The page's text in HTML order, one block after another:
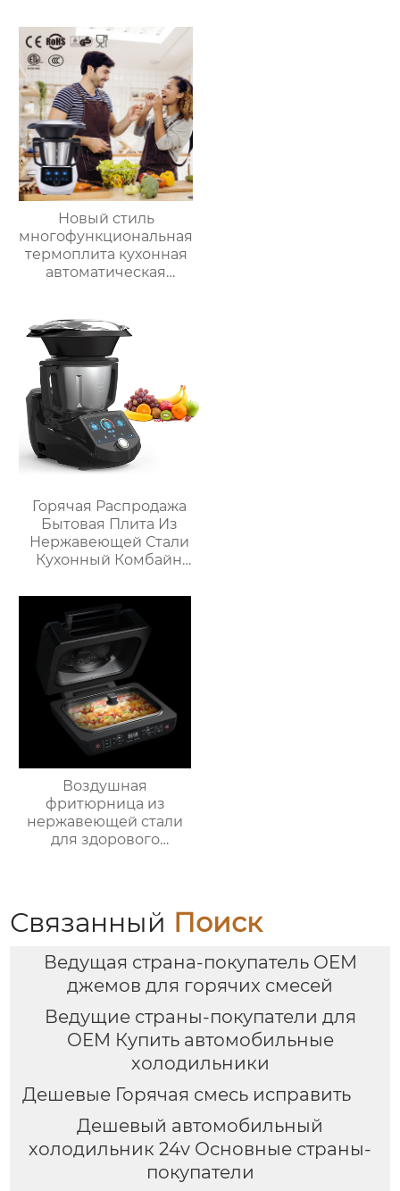
Фруктовый напиток,
грудное молоко,
автомобильный мини-
холодильник
Новый стиль
многофункциональная
термоплита кухонная
автоматическая
3.5л robot cucina tm 6
новый термомиксер t6
Горячая Распродажа
Бытовая Плита Из
Нержавеющей Стали
Кухонный Комбайн
Кухонный Комбайн
Робот De Cocina
Воздушная
фритюрница из
нержавеющей стали
для здорового
электрическая
воздушная
духовка воздушная
фритюрница
Связанный Поиск
Ведущая страна-покупатель OEM
джемов для горячих смесей
Ведущие страны-покупатели для
OEM Купить автомобильные
холодильники
Дешевые Горячая смесь исправить
Дешевый автомобильный
холодильник 24v Основные страны-
покупатели